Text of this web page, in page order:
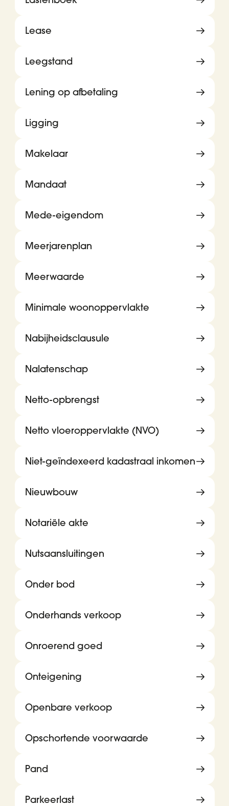
Lease
Leegstand
Lening op afbetaling
Ligging
Makelaar
Mandaat
Mede-eigendom
Meerjarenplan
Meerwaarde
Minimale woonoppervlakte
Nabijheidsclausule
Nalatenschap
Netto-opbrengst
Netto vloeroppervlakte (NVO)
Niet-geïndexeerd kadastraal inkomen
Nieuwbouw
Notariële akte
Nutsaansluitingen
Onder bod
Onderhands verkoop
Onroerend goed
Onteigening
Openbare verkoop
Opschortende voorwaarde
Pand
Parkeerlast